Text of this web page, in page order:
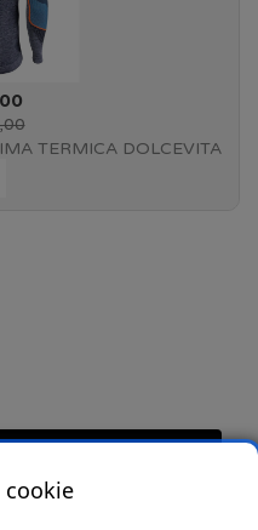
TERMICA DOLCEVITA
- MELANGE - U100053
cookie